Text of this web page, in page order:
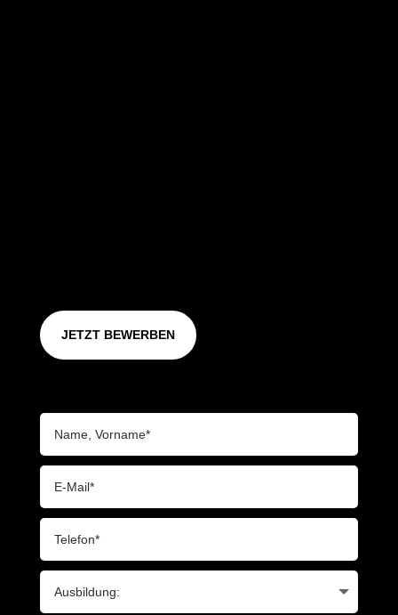
JETZT BEWERBEN